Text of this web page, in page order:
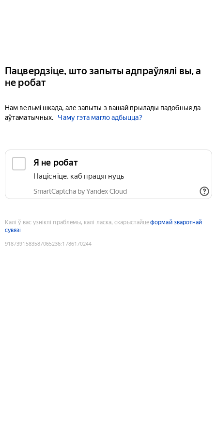
Пацвердзіце, што запыты адпраўлялі вы, а
не робат
Нам вельмі шкада, але запыты з вашай прылады падобныя да
аўтаматычных.
Чаму гэта магло адбыцца?
Я не робат
Націсніце, каб працягнуць
SmartCaptcha by Yandex Cloud
Калі ў вас узніклі праблемы, калі ласка, скарыстайцеформай зваротнай
сувязі
9187391583587065236:1786170244